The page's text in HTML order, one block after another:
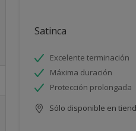
Satinca
Excelente terminación
Máxima duración
Protección prolongada
Sólo disponible en